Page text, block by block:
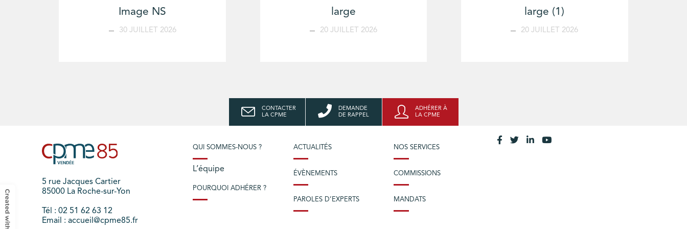
Image NS
30 JUILLET 2026
large
20 JUILLET 2026
large (1)
20 JUILLET 2026
CONTACTER
LA CPME
DEMANDE
DE RAPPEL
ADHÉRER À
LA CPME
5 rue Jacques Cartier
85000 La Roche-sur-Yon
Tél : 02 51 62 63 12
Email : accueil@cpme85.fr
QUI SOMMES-NOUS ?
L’équipe
POURQUOI ADHÉRER ?
ACTUALITÉS
ÉVÈNEMENTS
PAROLES D’EXPERTS
NOS SERVICES
COMMISSIONS
MANDATS